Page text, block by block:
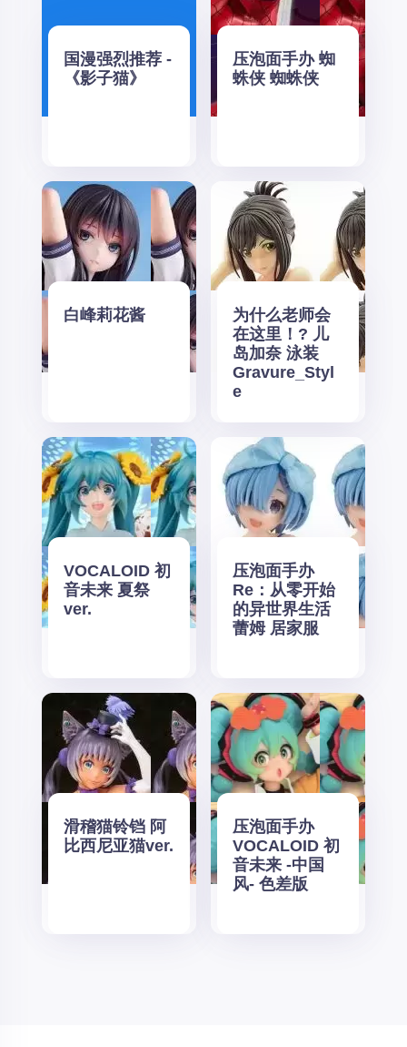
国漫强烈推荐 -
《影子猫》
压泡面手办 蜘
蛛侠 蜘蛛侠
白峰莉花酱
为什么老师会
在这里！? 儿
岛加奈 泳装
Gravure_Styl
e
VOCALOID 初
音未来 夏祭
ver.
压泡面手办
Re：从零开始
的异世界生活
蕾姆 居家服
滑稽猫铃铛 阿
比西尼亚猫ver.
压泡面手办
VOCALOID 初
音未来 -中国
风- 色差版